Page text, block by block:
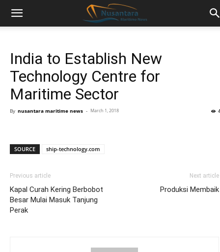
India to Establish New
Technology Centre for
Maritime Sector
By nusantara maritime news - March 1, 2018
SOURCE ship-technology.com
Previous article
Kapal Curah Kering Berbobot
Besar Mulai Masuk Tanjung
Perak
Next article
Produksi Membaik